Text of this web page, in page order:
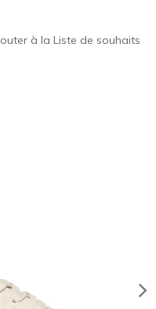
à la Liste de souhaits